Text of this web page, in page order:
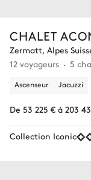
CHALET
Zermatt, Alpes
12 voyageurs
5
Ascenseur Jacuzzi
De 53 225 € à 203
Collection Iconic